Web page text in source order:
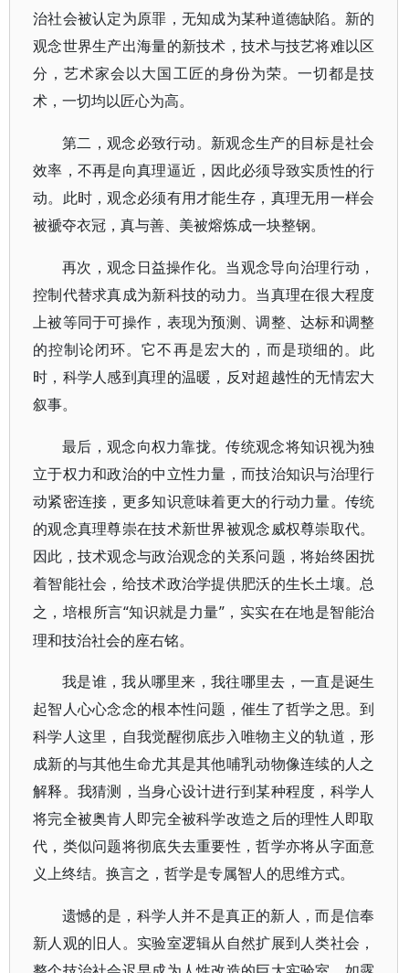
治社会被认定为原罪，无知成为某种道德缺陷。新的
观念世界生产出海量的新技术，技术与技艺将难以区
分，艺术家会以大国工匠的身份为荣。一切都是技
术，一切均以匠心为高。
第二，观念必致行动。新观念生产的目标是社会
效率，不再是向真理逼近，因此必须导致实质性的行
动。此时，观念必须有用才能生存，真理无用一样会
被褫夺衣冠，真与善、美被熔炼成一块整钢。
再次，观念日益操作化。当观念导向治理行动，
控制代替求真成为新科技的动力。当真理在很大程度
上被等同于可操作，表现为预测、调整、达标和调整
的控制论闭环。它不再是宏大的，而是琐细的。此
时，科学人感到真理的温暖，反对超越性的无情宏大
叙事。
最后，观念向权力靠拢。传统观念将知识视为独
立于权力和政治的中立性力量，而技治知识与治理行
动紧密连接，更多知识意味着更大的行动力量。传统
的观念真理尊崇在技术新世界被观念威权尊崇取代。
因此，技术观念与政治观念的关系问题，将始终困扰
着智能社会，给技术政治学提供肥沃的生长土壤。总
之，培根所言“知识就是力量”，实实在在地是智能治
理和技治社会的座右铭。
我是谁，我从哪里来，我往哪里去，一直是诞生
起智人心心念念的根本性问题，催生了哲学之思。到
科学人这里，自我觉醒彻底步入唯物主义的轨道，形
成新的与其他生命尤其是其他哺乳动物像连续的人之
解释。我猜测，当身心设计进行到某种程度，科学人
将完全被奥肯人即完全被科学改造之后的理性人即取
代，类似问题将彻底失去重要性，哲学亦将从字面意
义上终结。换言之，哲学是专属智人的思维方式。
遗憾的是，科学人并不是真正的新人，而是信奉
新人观的旧人。实验室逻辑从自然扩展到人类社会，